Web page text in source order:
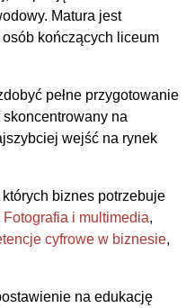
Matura jest
kończących liceum
pełne przygotowanie
na
wejść na rynek
biznes potrzebuje
Fotografia i multimedia,
cyfrowe w biznesie,
na edukację